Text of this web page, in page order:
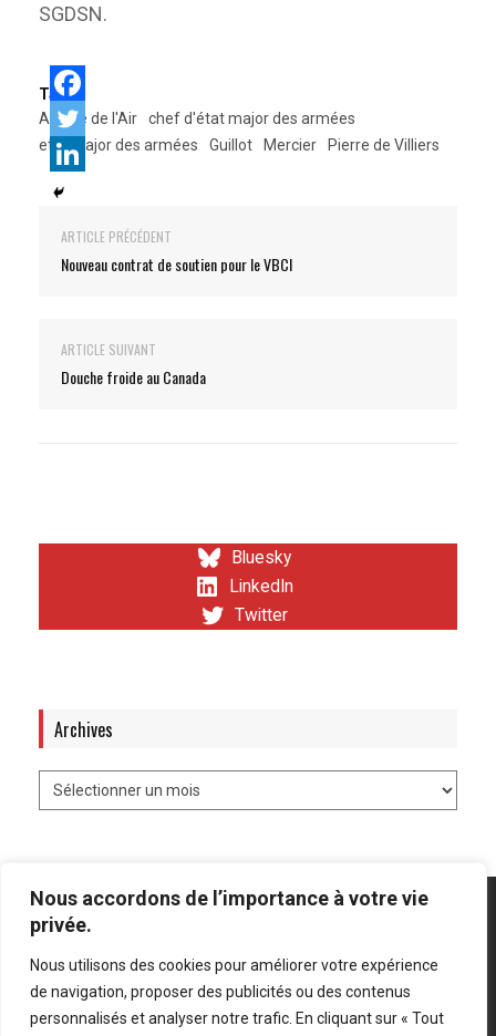
Nous accordons de l’importance à votre vie
privée.
Nous utilisons des cookies pour améliorer votre expérience
de navigation, proposer des publicités ou des contenus
personnalisés et analyser notre trafic. En cliquant sur « Tout
SGDSN.
Tags:
Armée de l'Air
chef d'état major des armées
etat major des armées
Guillot Mercier Pierre de Villiers
ARTICLE PRÉCÉDENT
Nouveau contrat de soutien pour le VBCI
ARTICLE SUIVANT
Douche froide au Canada
Bluesky
LinkedIn
Twitter
Archives
Mentions légales Politique de confidentialité